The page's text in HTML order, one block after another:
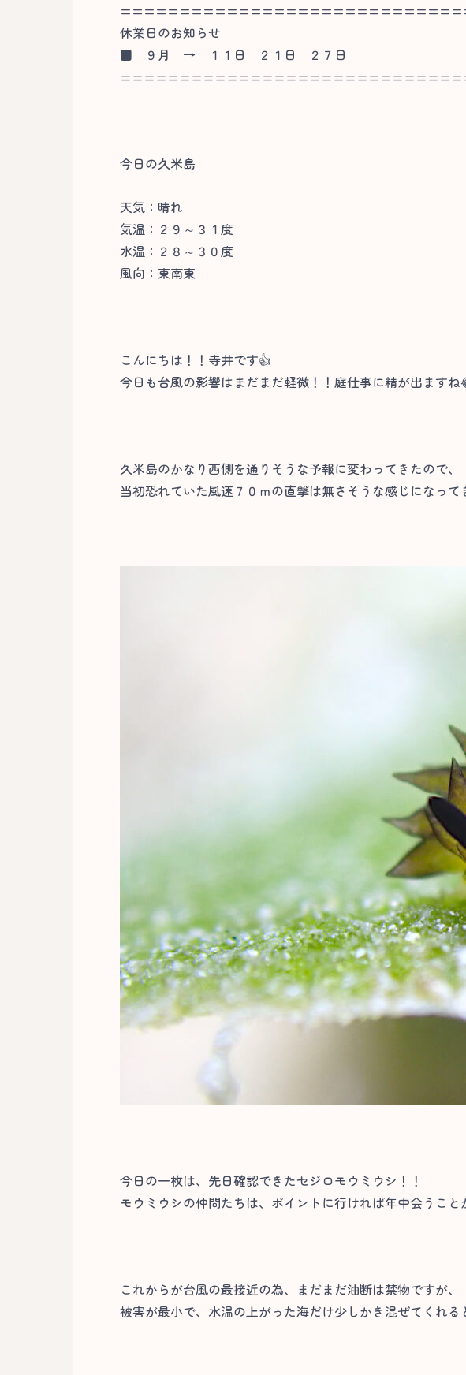
休業日のお知らせ
■ ９月 → １１日 ２１日 ２７日
今日の久米島
天気：晴れ
気温：２９～３１度
水温：２８～３０度
風向：東南東
こんにちは！！寺井です👍
今日も台風の影響はまだまだ軽微！！庭仕事に精が出ますね
久米島のかなり西側を通りそうな予報に変わってきたので、
当初恐れていた風速７０ｍの直撃は無さそうな感じになって
今日の一枚は、先日確認できたセジロモウミウシ！！
モウミウシの仲間たちは、ポイントに行ければ年中会うこ
これからが台風の最接近の為、まだまだ油断は禁物ですが、
被害が最小で、水温の上がった海だけ少しかき混ぜてくれ